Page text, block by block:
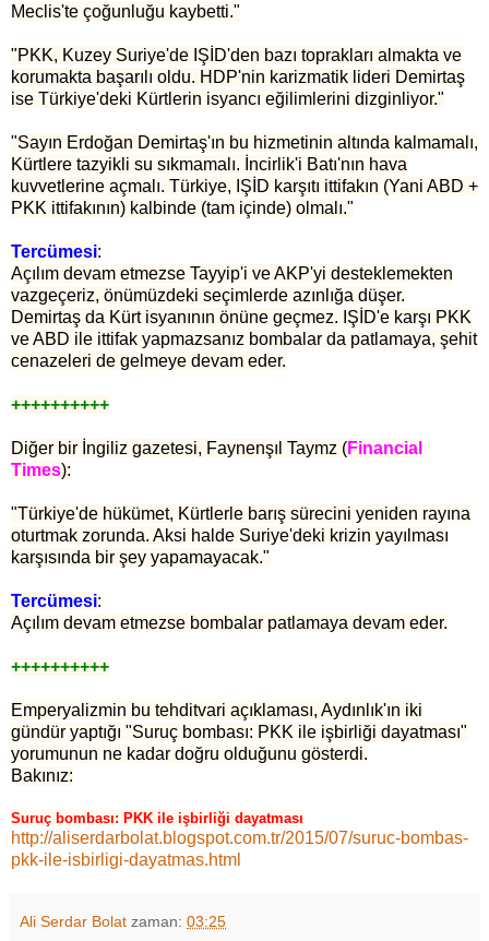
Meclis'te çoğunluğu kaybetti."
"PKK, Kuzey Suriye'de IŞİD'den bazı toprakları almakta ve
korumakta başarılı oldu. HDP'nin karizmatik lideri Demirtaş
ise Türkiye'deki Kürtlerin isyancı eğilimlerini dizginliyor."
"Sayın Erdoğan Demirtaş'ın bu hizmetinin altında kalmamalı,
Kürtlere tazyikli su sıkmamalı. İncirlik'i Batı'nın hava
kuvvetlerine açmalı. Türkiye, IŞİD karşıtı ittifakın (Yani ABD +
PKK ittifakının) kalbinde (tam içinde) olmalı."
Tercümesi:
Açılım devam etmezse Tayyip'i ve AKP'yi desteklemekten
vazgeçeriz, önümüzdeki seçimlerde azınlığa düşer.
Demirtaş da Kürt isyanının önüne geçmez. IŞİD'e karşı PKK
ve ABD ile ittifak yapmazsanız bombalar da patlamaya, şehit
cenazeleri de gelmeye devam eder.
++++++++++
Diğer bir İngiliz gazetesi, Faynenşıl Taymz (Financial
Times):
"Türkiye'de hükümet, Kürtlerle barış sürecini yeniden rayına
oturtmak zorunda. Aksi halde Suriye'deki krizin yayılması
karşısında bir şey yapamayacak."
Tercümesi:
Açılım devam etmezse bombalar patlamaya devam eder.
++++++++++
Emperyalizmin bu tehditvari açıklaması, Aydınlık'ın iki
gündür yaptığı "Suruç bombası: PKK ile işbirliği dayatması"
yorumunun ne kadar doğru olduğunu gösterdi.
Bakınız:
Suruç bombası: PKK ile işbirliği dayatması
http://aliserdarbolat.blogspot.com.tr/2015/07/suruc-bombas-
pkk-ile-isbirligi-dayatmas.html
Ali Serdar Bolat zaman: 03:25